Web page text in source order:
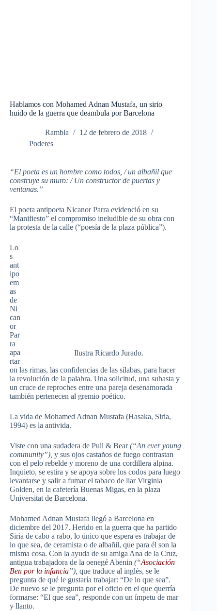
Hablamos con Mohamed Adnan Mustafa, un sirio
huido de la guerra que deambula por Barcelona
Rambla
12 de febrero de 2018
Poderes
“El poeta es un hombre como todos, / un albañil que
construye su muro: / Un constructor de puertas y
ventanas.”
El poeta antipoeta Nicanor Parra evidenció en su
“Manifiesto” el compromiso ineludible de su obra con
la protesta de la calle (“poesía de la plaza pública”).
Ilustra Ricardo Jurado.
Lo
s
ant
ipo
em
as
de
Ni
can
or
Par
ra
apa
rtar
on las rimas, las confidencias de las sílabas, para hacer
la revolución de la palabra. Una solicitud, una subasta y
un cruce de reproches entre una pareja desenamorada
también pertenecen al gremio poético.
La vida de Mohamed Adnan Mustafa (Hasaka, Siria,
1994) es la antivida.
Viste con una sudadera de Pull & Bear(“An ever young
community”), y sus ojos castaños de fuego contrastan
con el pelo rebelde y moreno de una cordillera alpina.
Inquieto, se estira y se apoya sobre los codos para luego
levantarse y salir a fumar el tabaco de liar Virginia
Golden, en la cafetería Buenas Migas, en la plaza
Universitat de Barcelona.
Mohamed Adnan Mustafa llegó a Barcelona en
diciembre del 2017. Herido en la guerra que ha partido
Siria de cabo a rabo, lo único que espera es trabajar de
lo que sea, de ceramista o de albañil, que para él son la
misma cosa. Con la ayuda de su amiga Ana de la Cruz,
antigua trabajadora de la oenegé Abenin (“Asociación
Ben por la infancia”), que traduce al inglés, se le
pregunta de qué le gustaría trabajar: “De lo que sea”.
De nuevo se le pregunta por el oficio en el que querría
formarse: “El que sea”, responde con un ímpetu de mar
y llanto.